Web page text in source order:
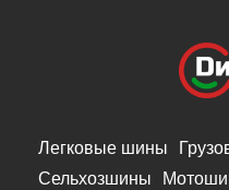
Легковые шины
Сельхозшины